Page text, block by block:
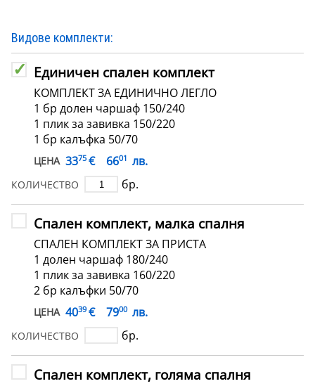
Видове комплекти:
Единичен спален комплект
КОМПЛЕКТ ЗА ЕДИНИЧНО ЛЕГЛО
1 бр долен чаршаф 150/240
1 плик за завивка 150/220
1 бр калъфка 50/70
ЦЕНА 3375 € 6601 лв.
КОЛИЧЕСТВО бр.
Спален комплект, малка спалня
СПАЛЕН КОМПЛЕКТ ЗА ПРИСТА
1 долен чаршаф 180/240
1 плик за завивка 160/220
2 бр калъфки 50/70
ЦЕНА 4039 € 7900 лв.
КОЛИЧЕСТВО бр.
Спален комплект, голяма спалня